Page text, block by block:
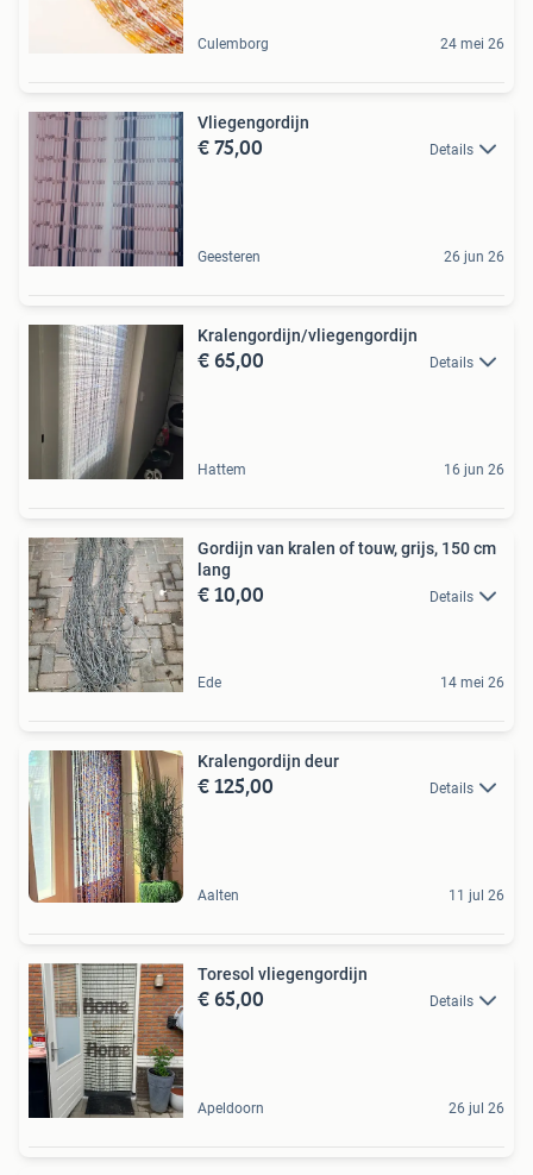
Culemborg 24 mei 26
Vliegengordijn
€ 75,00 Details
Geesteren 26 jun 26
Kralengordijn/vliegengordijn
€ 65,00 Details
Hattem 16 jun 26
Gordijn van kralen of touw, grijs, 150 cm
lang
€ 10,00 Details
Ede 14 mei 26
Kralengordijn deur
€ 125,00 Details
Aalten 11 jul 26
Toresol vliegengordijn
€ 65,00 Details
Apeldoorn 26 jul 26